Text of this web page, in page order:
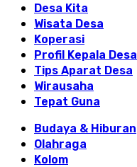
Desa Kita
Wisata Desa
Koperasi
Profil Kepala Desa
Tips Aparat Desa
Wirausaha
Tepat Guna
Budaya & Hiburan
Olahraga
Kolom